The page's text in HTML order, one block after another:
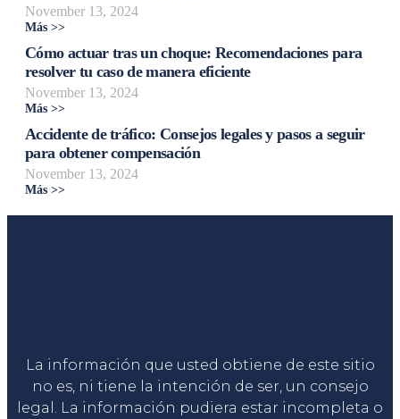
November 13, 2024
Más >>
Cómo actuar tras un choque: Recomendaciones para
resolver tu caso de manera eficiente
November 13, 2024
Más >>
Accidente de tráfico: Consejos legales y pasos a seguir
para obtener compensación
November 13, 2024
Más >>
La información que usted obtiene de este sitio
no es, ni tiene la intención de ser, un consejo
legal. La información pudiera estar incompleta o